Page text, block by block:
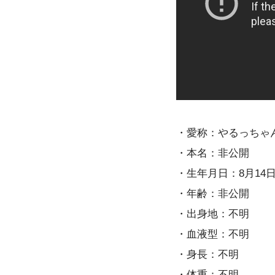
・愛称：やるっちゃ
・本名：非公開
・生年月日：8月14
・年齢：非公開
・出身地：不明
・血液型：不明
・身長：不明